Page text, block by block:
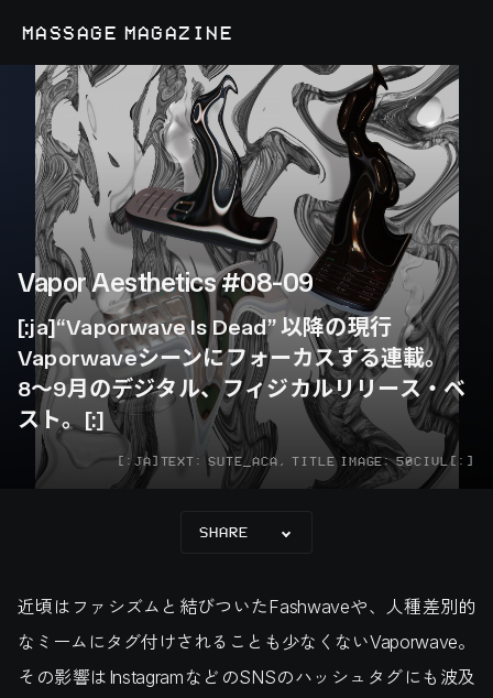
MASSAGE MAGAZINE
Vapor Aesthetics #08-09
[:ja]“Vaporwave Is Dead” 以降の現行
Vaporwaveシーンにフォーカスする連載。
8〜9月のデジタル、フィジカルリリース・ベ
スト。[:]
[:JA]TEXT: SUTE_ACA, TITLE IMAGE: 50CIVL[:]
SHARE
近頃はファシズムと結びついたFashwaveや、人種差別的
なミームにタグ付けされることも少なくないVaporwave。
その影響はInstagramなどのSNSのハッシュタグにも波及